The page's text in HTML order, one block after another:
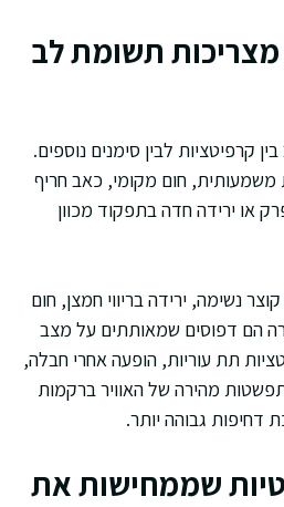
מצריכות תשומת לב
קרפיטציות לבין סימנים נוספים.
משמעותית, חום מקומי, כאב חריף
או ירידה חדה בתפקוד מכוון
נשימה, ירידה בריווי חמצן, חום
הם דפוסים שמאותתים על מצב
תת עוריות, הופעה אחרי חבלה,
מהירה של האוויר ברקמות
דחיפות גבוהה יותר.
שממחישות את